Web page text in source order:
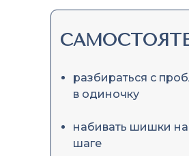
разбираться с
в одиночку
набивать шишки
шаге